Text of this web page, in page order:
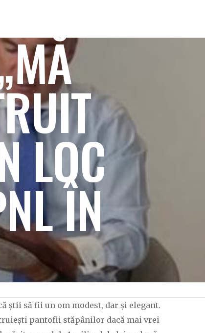
LOC
ÎN
știi să fii un om modest, dar și elegant.
pantofii stăpânilor dacă mai vrei